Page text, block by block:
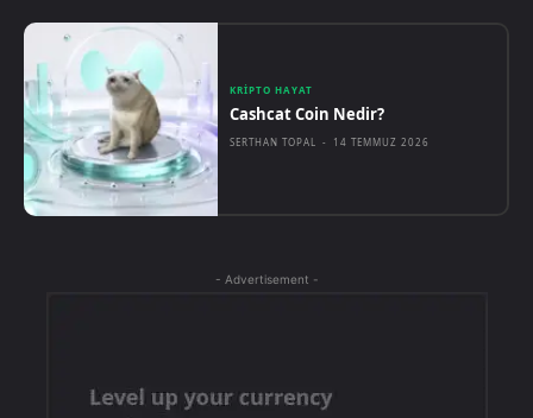
KRIPTO HAYAT
Cashcat Coin Nedir?
SERTHAN TOPAL - 14 TEMMUZ 2026
- Advertisement -